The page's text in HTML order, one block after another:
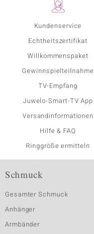
Kundenservice
Echtheitszertifikat
Willkommenspaket
Gewinnspielteilnahme
TV-Empfang
Juwelo-Smart-TV App
Versandinformationen
Hilfe & FAQ
Ringgröße ermitteln
Schmuck
Gesamter Schmuck
Anhänger
Armbänder